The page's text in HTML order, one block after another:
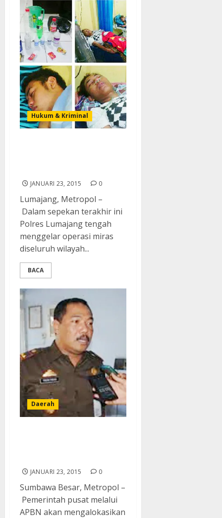
Hukum & Kriminal
JANUARI 23, 2015 0
Lumajang, Metropol –
Dalam sepekan terakhir ini
Polres Lumajang tengah
menggelar operasi miras
diseluruh wilayah...
BACA
Daerah
JANUARI 23, 2015 0
Sumbawa Besar, Metropol –
Pemerintah pusat melalui
APBN akan mengalokasikan